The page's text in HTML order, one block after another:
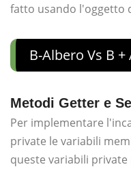
fatto usando l'oggetto
B-Albero Vs B
Metodi Getter e
Per implementare
private le variabili
queste variabili